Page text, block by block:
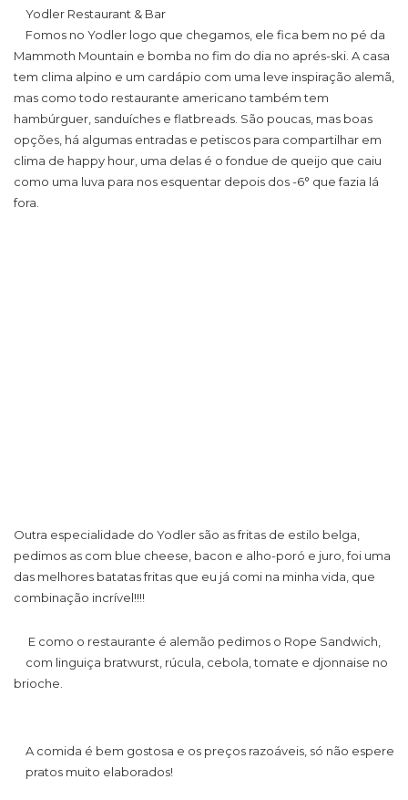
Yodler Restaurant & Bar
Fomos no Yodler logo que chegamos, ele fica bem no pé da
Mammoth Mountain e bomba no fim do dia no aprés-ski. A casa
tem clima alpino e um cardápio com uma leve inspiração alemã,
mas como todo restaurante americano também tem
hambúrguer, sanduíches e flatbreads. São poucas, mas boas
opções, há algumas entradas e petiscos para compartilhar em
clima de happy hour, uma delas é o fondue de queijo que caiu
como uma luva para nos esquentar depois dos -6° que fazia lá
fora.
Outra especialidade do Yodler são as fritas de estilo belga,
pedimos as com blue cheese, bacon e alho-poró e juro, foi uma
das melhores batatas fritas que eu já comi na minha vida, que
combinação incrível!!!!
E como o restaurante é alemão pedimos o Rope Sandwich,
com linguiça bratwurst, rúcula, cebola, tomate e djonnaise no
brioche.
A comida é bem gostosa e os preços razoáveis, só não espere
pratos muito elaborados!